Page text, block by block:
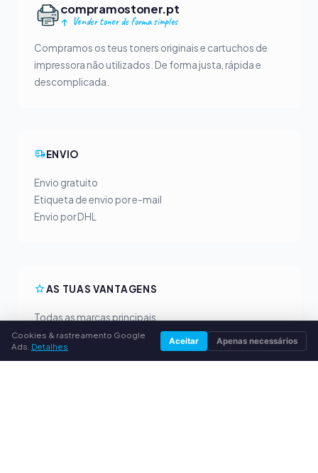
compramostoner.pt
Vender toner de forma simples
Compramos os teus toners originais e cartuchos de
impressora não utilizados. De forma justa, rápida e
descomplicada.
ENVIO
Envio gratuito
Etiqueta de envio por e-mail
Envio por DHL
AS TUAS VANTAGENS
Todas as marcas principais
Preços de compra justos
Pagamento antecipado por PayPal
Cookies & rastreamento Google
Ads. Detalhes Aceitar Apenas necessários